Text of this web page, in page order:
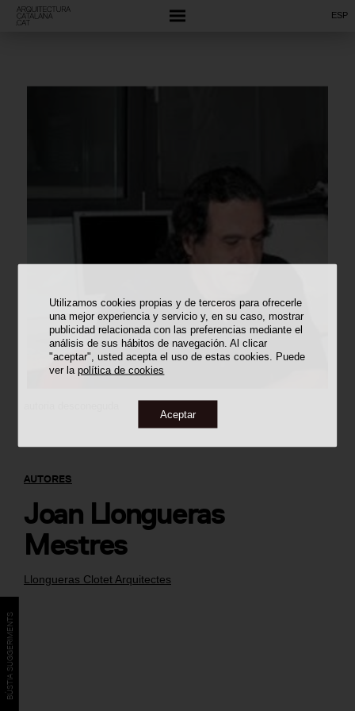
Utilizamos cookies propias y de terceros para ofrecerle
una mejor experiencia y servicio y, en su caso, mostrar
publicidad relacionada con las preferencias mediante el
análisis de sus hábitos de navegación. Al clicar
"aceptar", usted acepta el uso de estas cookies. Puede
ver lapolítica de cookies
Aceptar
ESP
Llongueras Clotet Arquitectes
AUTORES
Joan Llongueras
Mestres
BÚSTIA SUGGERIMENTS